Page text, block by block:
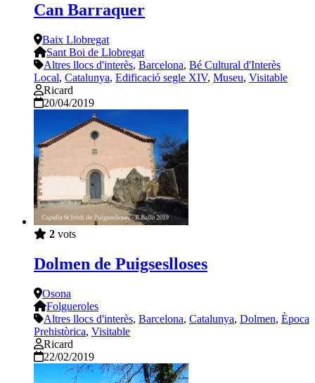
Can Barraquer
Baix Llobregat
Sant Boi de Llobregat
Altres llocs d'interès, Barcelona, Bé Cultural d'Interès
Local, Catalunya, Edificació segle XIV, Museu, Visitable
Ricard
20/04/2019
2 vots
Dolmen de Puigseslloses
Osona
Folgueroles
Altres llocs d'interès, Barcelona, Catalunya, Dolmen, Època
Prehistòrica, Visitable
Ricard
22/02/2019